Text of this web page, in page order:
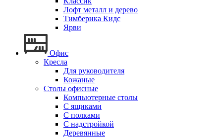
Лофт металл и дерево
Тимберика Кидс
Ярви
Офис
Кресла
Для руководителя
Кожаные
Столы офисные
Компьютерные столы
С ящиками
С полками
С надстройкой
Деревянные